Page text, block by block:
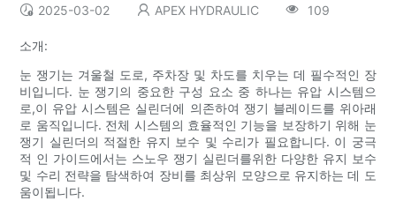
2025-03-02 APEX HYDRAULIC 109
소개:
눈 쟁기는 겨울철 도로, 주차장 및 차도를 치우는 데 필수적인 장
비입니다. 눈 쟁기의 중요한 구성 요소 중 하나는 유압 시스템으
로,이 유압 시스템은 실린더에 의존하여 쟁기 블레이드를 위아래
로 움직입니다. 전체 시스템의 효율적인 기능을 보장하기 위해 눈
쟁기 실린더의 적절한 유지 보수 및 수리가 필요합니다. 이 궁극
적 인 가이드에서는 스노우 쟁기 실린더를위한 다양한 유지 보수
및 수리 전략을 탐색하여 장비를 최상위 모양으로 유지하는 데 도
움이됩니다.